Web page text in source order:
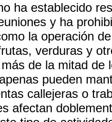
ha establecido
y ha
la operación
verduras y
de la mitad de
pueden
callejeras o
afectan